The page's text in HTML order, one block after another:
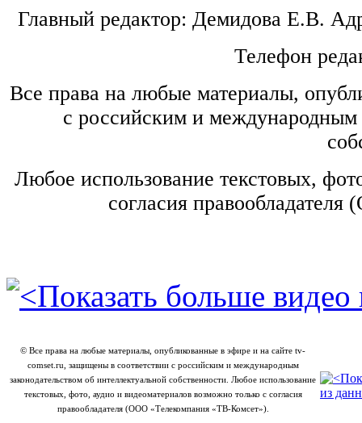
Главный редактор: Демидова Е.В.
Телефон
Все права на любые материалы,
с российским и международным
Любое использование текстовых,
согласия
© Все права на любые материалы, опубликованные в эфире и на сайте tv-
comset.ru, защищены в соответствии с российским и международным
законодательством об интеллектуальной собственности. Любое использование
текстовых, фото, аудио и видеоматериалов возможно только с согласия
правообладателя (ООО «Телекомпания «ТВ-Комсет»).